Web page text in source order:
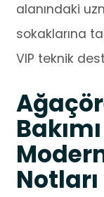
alanındaki
sokaklarına
VIP teknik
Notları